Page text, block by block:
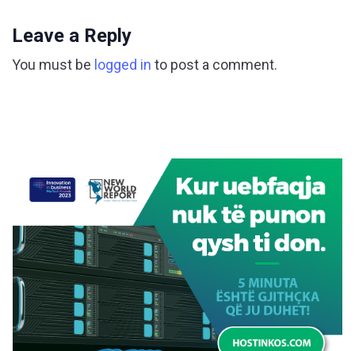
Leave a Reply
You must be logged in to post a comment.